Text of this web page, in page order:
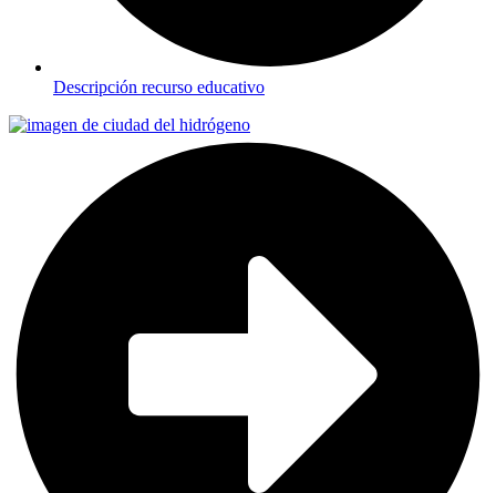
Descripción recurso educativo